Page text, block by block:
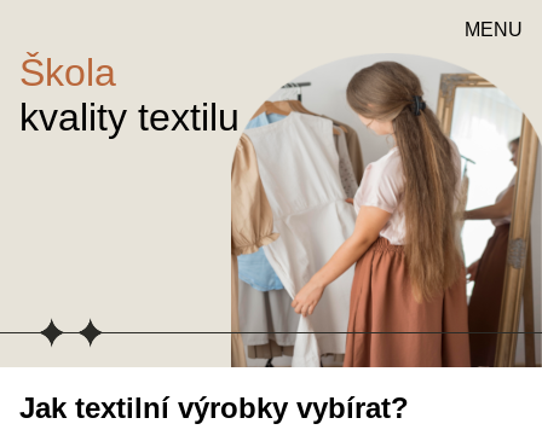
MENU
Škola
kvality textilu
Jak textilní výrobky vybírat?